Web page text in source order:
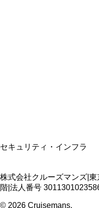
セキュリティ・インフラ
株式会社クルーズマンズ 東
階 法人番号
© 2026 Cruisemans.